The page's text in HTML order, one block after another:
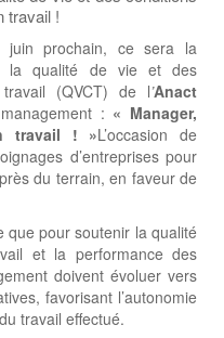
travail !
prochain, ce sera la
la qualité de vie et des
(QVCT) de l’Anact
: « Manager,
travail ! »L’occasion de
d’entreprises pour
du terrain, en faveur de
que pour soutenir la qualité
et la performance des
doivent évoluer vers
favorisant l’autonomie
travail effectué.